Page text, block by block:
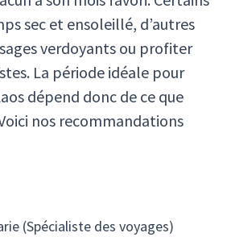
sec et ensoleillé, d’autres
verdoyants ou profiter
La période idéale pour
dépend donc de ce que
nos recommandations
(Spécialiste des voyages)